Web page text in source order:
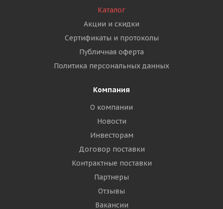
Каталог
Акции и скидки
Сертификаты и протоколы
Публичная оферта
Политика персональных данных
Компания
О компании
Новости
Инвесторам
Договор поставки
Контрактные поставки
Партнеры
Отзывы
Вакансии